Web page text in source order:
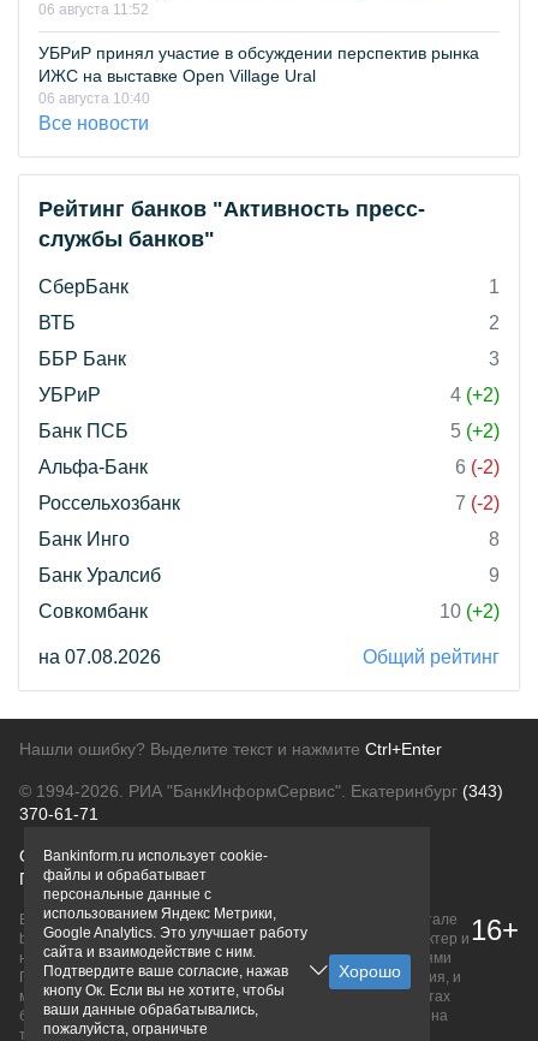
06 августа 11:52
УБРиР принял участие в обсуждении перспектив рынка
ИЖС на выставке Open Village Ural
06 августа 10:40
Все новости
Рейтинг банков "Активность пресс-
службы банков"
СберБанк
1
ВТБ
2
ББР Банк
3
УБРиР
4 (+2)
Банк ПСБ
5 (+2)
Альфа-Банк
6 (-2)
Россельхозбанк
7 (-2)
Банк Инго
8
Банк Уралсиб
9
Совкомбанк
10 (+2)
на 07.08.2026 Общий рейтинг
Нашли ошибку? Выделите текст и нажмите Ctrl+Enter
© 1994-2026. РИА "БанкИнформСервис". Екатеринбург (343)
370-61-71
О проектеПолитика конфиденциальности
Правовая информацияДля рекламодателей
Вся информация о продуктах банков, размещенная на портале
bankinform.ru, носит исключительно ознакомительный характер и
не является публичной офертой, определяемой положениями
ГК РФ. Информация не содержит точного и полного описания, и
может быть изменена. Конечные условия уточняйте на сайтах
банков или при личном обращении. Исключительное право на
товарные знаки принадлежит их правообладателям.
16+
Bankinform.ru использует cookie-
файлы и обрабатывает
персональные данные с
использованием Яндекс Метрики,
Google Analytics. Это улучшает работу
сайта и взаимодействие с ним.
Подтвердите ваше согласие, нажав
кнопу Ок. Если вы не хотите, чтобы
ваши данные обрабатывались,
пожалуйста, ограничьте